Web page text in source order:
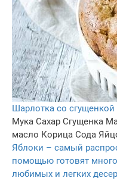
Шарлотка со сгущенкой
Мука Сахар Сгущенка
масло Корица Сода
Яблоки – самый
помощью готовят
любимых и легких